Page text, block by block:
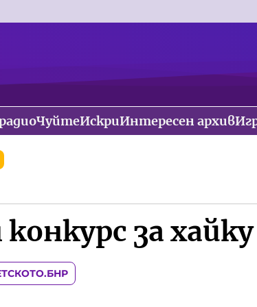
ЧуйтеИскриИнтересен архив
за хайку